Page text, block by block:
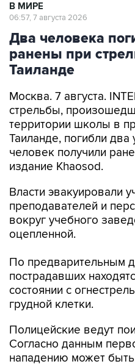
В МИРЕ
06:57, 7 августа 2026
Два человека
ранены при
Таиланде
Москва. 7 августа.
стрельбы,
территории школы в
Таиланде, погибли
человек получили
издание Khaosod.
Власти эвакуировали
преподавателей и
вокруг учебного
оцепленной.
По предварительным
пострадавших
состоянии с
грудной клетки.
Полицейские ведут
Согласно данным
нападению может быть